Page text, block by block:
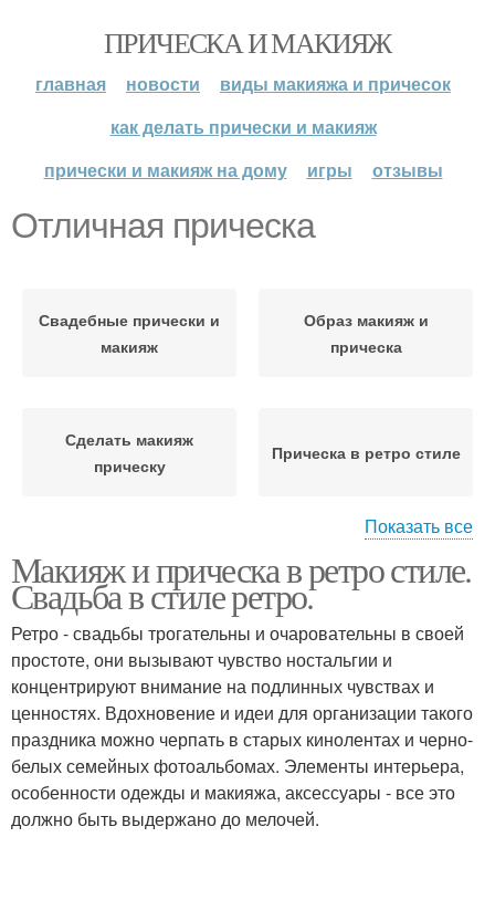
ПРИЧЕСКА И МАКИЯЖ
главная новости
виды макияжа и причесок
как делать прически и макияж
прически и макияж на дому
игры отзывы
Отличная прическа
Свадебные прически и
макияж
Образ макияж и
прическа
Сделать макияж
прическу
Прическа в ретро стиле
Прически в ретро стиле Прически в ретро-стиле
Прически в стиле Прическа в стиле
Ретро прически
Прическа для
Показать все
Макияж и прическа в ретро стиле.
Свадьба в стиле ретро.
Ретро - свадьбы трогательны и очаровательны в своей
простоте, они вызывают чувство ностальгии и
концентрируют внимание на подлинных чувствах и
ценностях. Вдохновение и идеи для организации такого
праздника можно черпать в старых кинолентах и черно-
белых семейных фотоальбомах. Элементы интерьера,
особенности одежды и макияжа, аксессуары - все это
должно быть выдержано до мелочей.